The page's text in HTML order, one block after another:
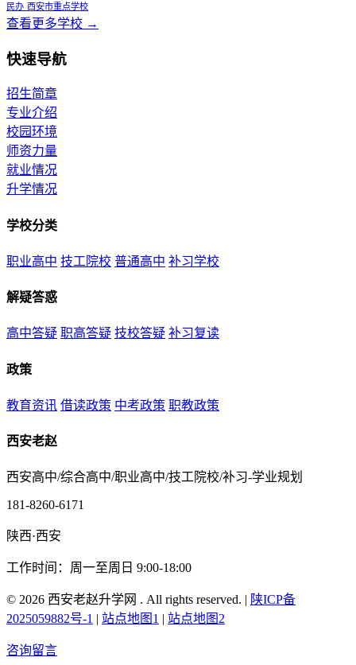
民办 西安市重点学校
查看更多学校 →
快速导航
招生简章
专业介绍
校园环境
师资力量
就业情况
升学情况
学校分类
职业高中 技工院校 普通高中 补习学校
解疑答惑
高中答疑 职高答疑 技校答疑 补习复读
政策
教育资讯 借读政策 中考政策 职教政策
西安老赵
西安高中/综合高中/职业高中/技工院校/补习-学业规划
181-8260-6171
陕西·西安
工作时间：周一至周日 9:00-18:00
© 2026 西安老赵升学网 . All rights reserved. | 陕ICP备
2025059882号-1 | 站点地图1 | 站点地图2
咨询留言